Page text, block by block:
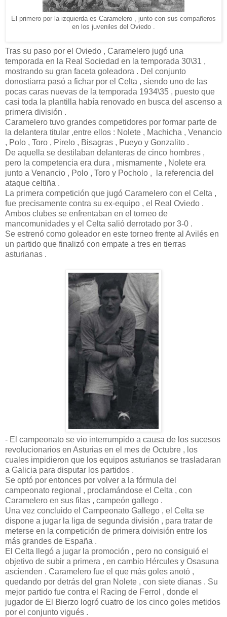
El primero por la izquierda es Caramelero , junto con sus compañeros
en los juveniles del Oviedo .
Tras su paso por el Oviedo , Caramelero jugó una
temporada en la Real Sociedad en la temporada 30\31 ,
mostrando su gran faceta goleadora . Del conjunto
donostiarra pasó a fichar por el Celta , siendo uno de las
pocas caras nuevas de la temporada 1934\35 , puesto que
casi toda la plantilla había renovado en busca del ascenso a
primera división .
Caramelero tuvo grandes competidores por formar parte de
la delantera titular ,entre ellos : Nolete , Machicha , Venancio
, Polo , Toro , Pirelo , Bisagras , Pueyo y Gonzalito .
De aquella se destilaban delanteras de cinco hombres ,
pero la competencia era dura , mismamente , Nolete era
junto a Venancio , Polo , Toro y Pocholo , la referencia del
ataque celtiña .
La primera competición que jugó Caramelero con el Celta ,
fue precisamente contra su ex-equipo , el Real Oviedo .
Ambos clubes se enfrentaban en el torneo de
mancomunidades y el Celta salió derrotado por 3-0 .
Se estrenó como goleador en este torneo frente al Avilés en
un partido que finalizó con empate a tres en tierras
asturianas .
- El campeonato se vio interrumpido a causa de los sucesos
revolucionarios en Asturias en el mes de Octubre , los
cuales impidieron que los equipos asturianos se trasladaran
a Galicia para disputar los partidos .
Se optó por entonces por volver a la fórmula del
campeonato regional , proclamándose el Celta , con
Caramelero en sus filas , campeón gallego .
Una vez concluido el Campeonato Gallego , el Celta se
dispone a jugar la liga de segunda división , para tratar de
meterse en la competición de primera doivisión entre los
más grandes de España .
El Celta llegó a jugar la promoción , pero no consiguió el
objetivo de subir a primera , en cambio Hércules y Osasuna
ascienden . Caramelero fue el que más goles anotó ,
quedando por detrás del gran Nolete , con siete dianas . Su
mejor partido fue contra el Racing de Ferrol , donde el
jugador de El Bierzo logró cuatro de los cinco goles metidos
por el conjunto vigués .